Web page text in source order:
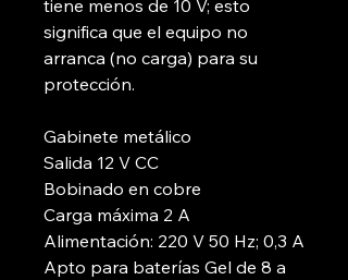
tiene menos de 10 V; esto
significa que el equipo no
arranca (no carga) para su
protección.
Gabinete metálico
Salida 12 V CC
Bobinado en cobre
Carga máxima 2 A
Alimentación: 220 V 50 Hz; 0,3 A
Apto para baterías Gel de 8 a